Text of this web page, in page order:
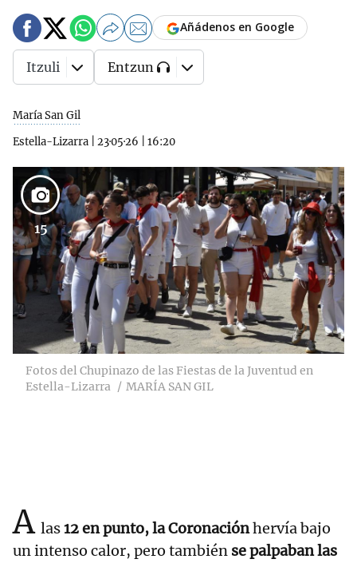
María San Gil
Estella-Lizarra
23·05·26 16:20
Añádenos en Google
Itzuli Entzun
15
Fotos del Chupinazo de las Fiestas de la Juventud en
Estella-Lizarra
MARÍA SAN GIL
A las12 en punto, la Coronaciónhervía bajo
un intenso calor, pero también se palpaban las